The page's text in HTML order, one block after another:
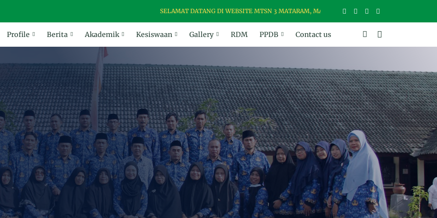
SELAMAT DATANG DI WEBSITE MTSN 3 MATARAM, MADRASAH USWAH (UNGGUL, SANTUN, BER-
Profile Berita Akademik Kesiswaan Gallery RDM PPDB Contact us